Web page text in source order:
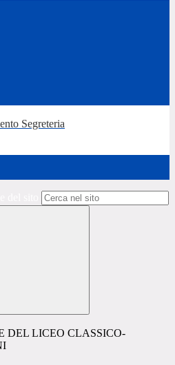
Segreteria
DEL LICEO CLASSICO-